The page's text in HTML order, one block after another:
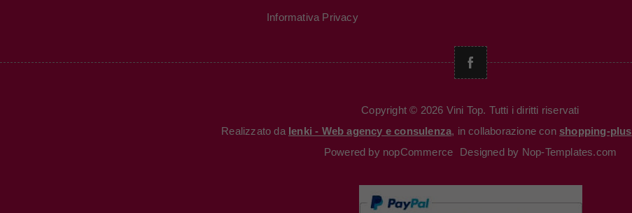
Informativa Privacy
Copyright © 2026 Vini Top. Tutti i diritti riservati
Realizzato da Ienki - Web agency e consulenza, in collaborazione con shopping-plus
Powered by nopCommerce Designed by Nop-Templates.com